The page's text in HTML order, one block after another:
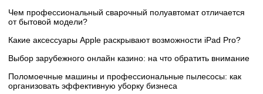
Чем профессиональный сварочный полуавтомат отличается
от бытовой модели?
Какие аксессуары Apple раскрывают возможности iPad Pro?
Выбор зарубежного онлайн казино: на что обратить внимание
Поломоечные машины и профессиональные пылесосы: как
организовать эффективную уборку бизнеса